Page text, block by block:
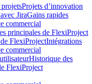
Projets d’innovation
JiraGains rapides
commercial
principales de FlexiProject
FlexiProjectIntégrations
commercial
Historique des
FlexiProject